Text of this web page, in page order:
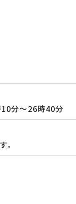
分～26時40分
。